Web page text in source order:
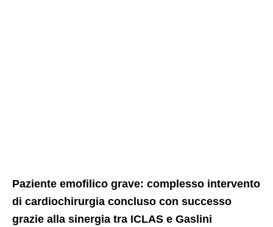
Paziente emofilico grave: complesso intervento
di cardiochirurgia concluso con successo
grazie alla sinergia tra ICLAS e Gaslini